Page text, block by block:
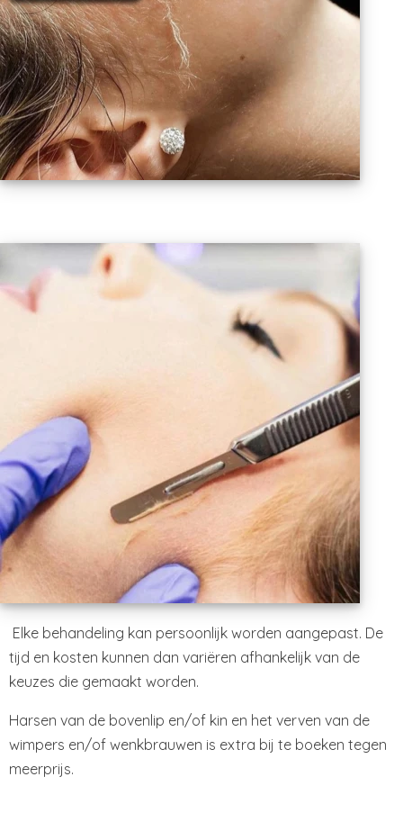
Elke behandeling kan persoonlijk worden aangepast. De
tijd en kosten kunnen dan variëren afhankelijk van de
keuzes die gemaakt worden.
Harsen van de bovenlip en/of kin en het verven van de
wimpers en/of wenkbrauwen is extra bij te boeken tegen
meerprijs.